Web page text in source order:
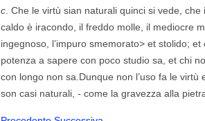
c. Che le virtù sian naturali quinci si vede, che
caldo è iracondo, il freddo molle, il mediocre
ingegnoso, l’impuro smemorato> et stolido; et
potenza a sapere con poco studio sa, et chi
con longo non sa.Dunque non l’uso fa le virtù
son casi naturali, - come la gravezza alla